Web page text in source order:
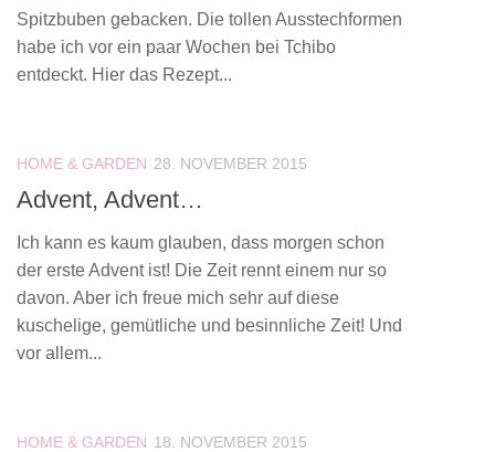
Spitzbuben gebacken. Die tollen Ausstechformen
habe ich vor ein paar Wochen bei Tchibo
entdeckt. Hier das Rezept...
HOME & GARDEN 28. NOVEMBER 2015
Advent, Advent…
Ich kann es kaum glauben, dass morgen schon
der erste Advent ist! Die Zeit rennt einem nur so
davon. Aber ich freue mich sehr auf diese
kuschelige, gemütliche und besinnliche Zeit! Und
vor allem...
HOME & GARDEN 18. NOVEMBER 2015